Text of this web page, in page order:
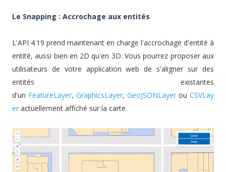
Le Snapping : Accrochage aux entités
L'API 4.19 prend maintenant en charge l'accrochage d'entité à
entité, aussi bien en 2D qu'en 3D. Vous pourrez proposer aux
utilisateurs de votre application web de s'aligner sur des
entités existantes
d'un FeatureLayer, GraphicsLayer, GeoJSONLayer ouCSVLay
eractuellement affiché sur la carte.